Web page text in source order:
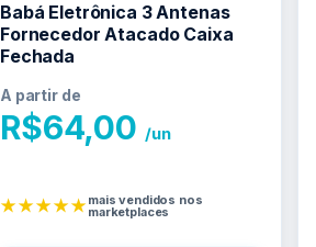
Babá Eletrônica 3 Antenas
Fornecedor Atacado Caixa
Fechada
A partir de
R$64,00 /un
★★★★★mais vendidos nos
marketplaces